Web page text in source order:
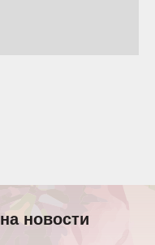
новости